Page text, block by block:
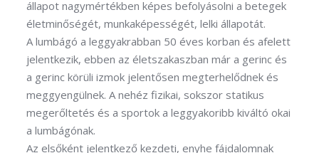
állapot nagymértékben képes befolyásolni a betegek
életminőségét, munkaképességét, lelki állapotát.
A lumbágó a leggyakrabban 50 éves korban és afelett
jelentkezik, ebben az életszakaszban már a gerinc és
a gerinc körüli izmok jelentősen megterhelődnek és
meggyengülnek. A nehéz fizikai, sokszor statikus
megerőltetés és a sportok a leggyakoribb kiváltó okai
a lumbágónak.
Az elsőként jelentkező kezdeti, enyhe fájdalomnak